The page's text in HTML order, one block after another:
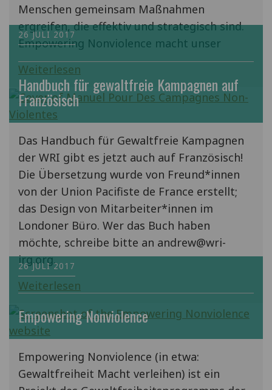
Menschen gemeinsam Maßnahmen
ergreifen, die effektiv und strategisch sind.
Empowering Nonviolence macht unser
Weiterlesen
26 JULI 2017
Handbuch für gewaltfreie Kampagnen auf
Französisch
Das Handbuch für Gewaltfreie Kampagnen
der WRI gibt es jetzt auch auf Französisch!
Die Übersetzung wurde von Freund*innen
von der Union Pacifiste de France erstellt;
das Design von Mitarbeiter*innen im
Londoner Büro. Wer das Buch haben
möchte, schreibe bitte an andrew@wri-
irg.org.
Weiterlesen
26 JULI 2017
Empowering Nonviolence
Empowering Nonviolence (in etwa:
Gewaltfreiheit Macht verleihen) ist ein